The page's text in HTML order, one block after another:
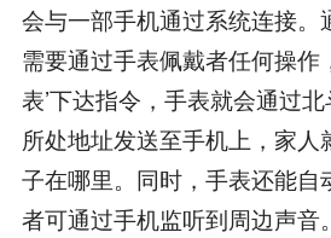
会与一部手机通过系统连接。
需要通过手表佩戴者任何操作
表’下达指令，手表就会通过
所处地址发送至手机上，家人
子在哪里。同时，手表还能自
者可通过手机监听到周边声音